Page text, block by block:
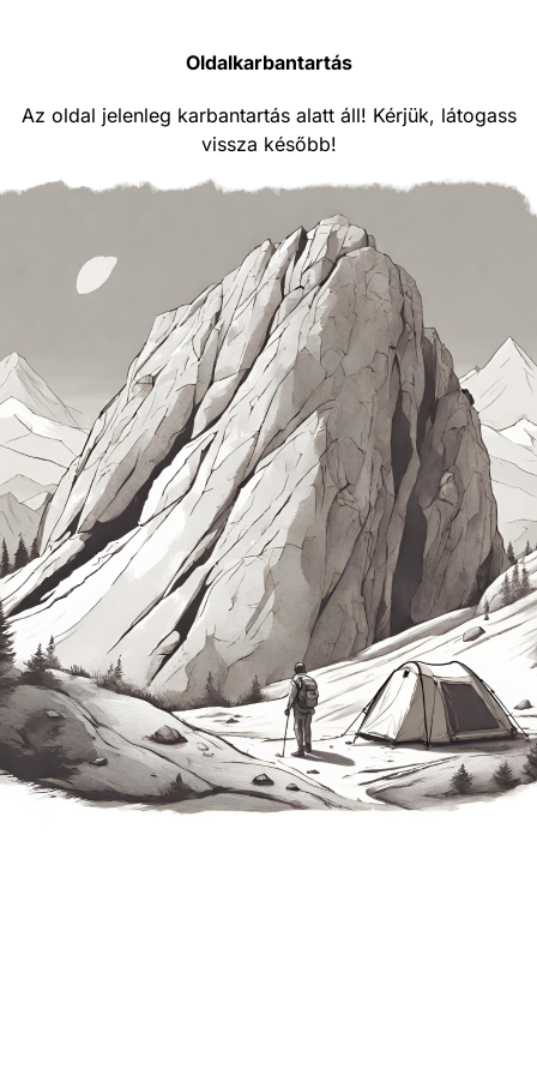
Oldalkarbantartás
Az oldal jelenleg karbantartás alatt áll! Kérjük, látogass
vissza később!